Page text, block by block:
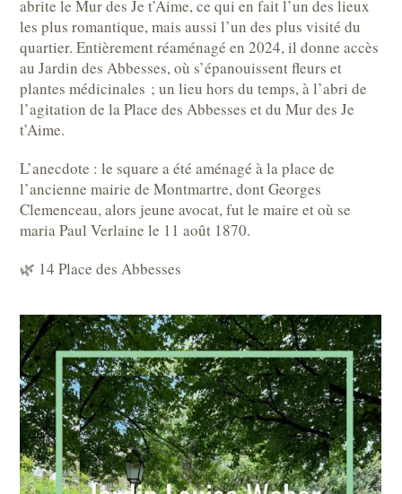
abrite le Mur des Je t’Aime, ce qui en fait l’un des lieux
les plus romantique, mais aussi l’un des plus visité du
quartier. Entièrement réaménagé en 2024, il donne accès
au Jardin des Abbesses, où s’épanouissent fleurs et
plantes médicinales ; un lieu hors du temps, à l’abri de
l’agitation de la Place des Abbesses et du Mur des Je
t’Aime.
L’anecdote : le square a été aménagé à la place de
l’ancienne mairie de Montmartre, dont Georges
Clemenceau, alors jeune avocat, fut le maire et où se
maria Paul Verlaine le 11 août 1870.
🌿 14 Place des Abbesses